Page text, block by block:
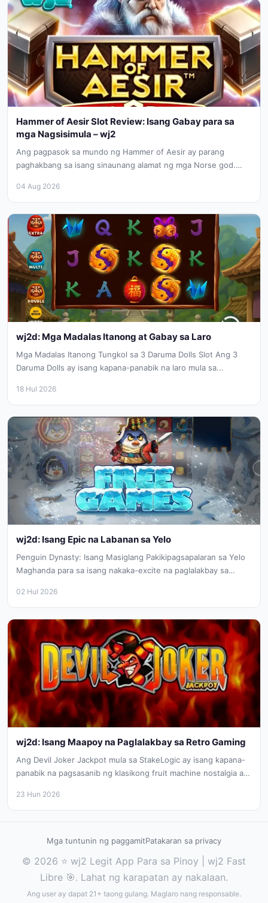
Hammer of Aesir Slot Review: Isang Gabay para sa
mga Nagsisimula – wj2
Ang pagpasok sa mundo ng Hammer of Aesir ay parang
paghakbang sa isang sinaunang alamat ng mga Norse god.
04 Aug 2026
wj2d: Mga Madalas Itanong at Gabay sa Laro
Mga Madalas Itanong Tungkol sa 3 Daruma Dolls Slot Ang 3
Daruma Dolls ay isang kapana-panabik na laro mula sa...
18 Hul 2026
wj2d: Isang Epic na Labanan sa Yelo
Penguin Dynasty: Isang Masiglang Pakikipagsapalaran sa Yelo
Maghanda para sa isang nakaka-excite na paglalakbay sa
02 Hul 2026
wj2d: Isang Maapoy na Paglalakbay sa Retro Gaming
Ang Devil Joker Jackpot mula sa StakeLogic ay isang kapana-
panabik na pagsasanib ng klasikong fruit machine nostalgia at
23 Hun 2026
Mga tuntunin ng paggamitPatakaran sa privacy
© 2026 ⭐ wj2 Legit App Para sa Pinoy | wj2 Fast
Libre 🎯. Lahat ng karapatan ay nakalaan.
Ang user ay dapat 21+ taong gulang. Maglaro nang responsable.